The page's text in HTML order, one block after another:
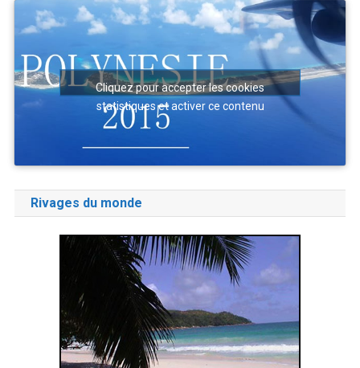
Cliquez pour accepter les cookies
statistiques et activer ce contenu
Rivages du monde